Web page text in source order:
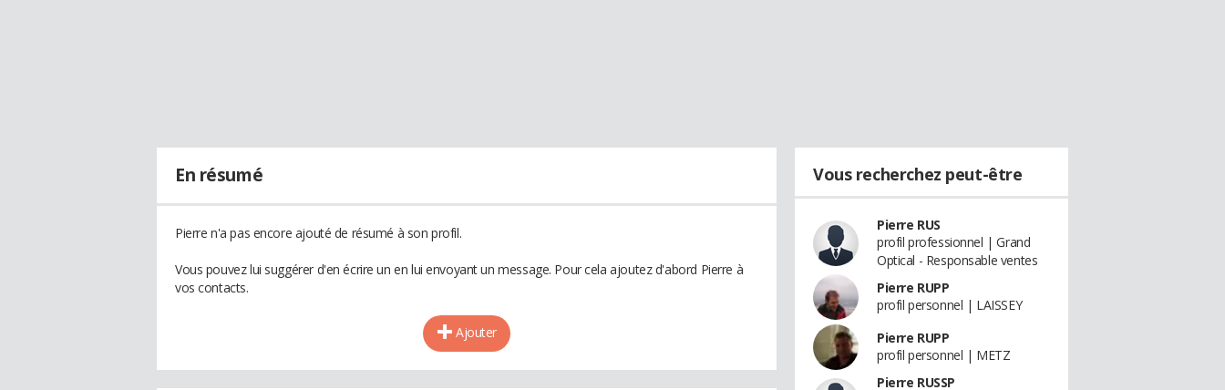
En résumé
Pierre n'a pas encore ajouté de résumé à son profil.
Vous pouvez lui suggérer d'en écrire un en lui envoyant un message. Pour cela ajoutez d'abord Pierre à
vos contacts.
Ajouter
Vous recherchez peut-être
Pierre RUS
profil professionnel | Grand
Optical - Responsable ventes
Pierre RUPP
profil personnel | LAISSEY
Pierre RUPP
profil personnel | METZ
Pierre RUSSP